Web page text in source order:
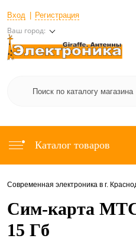
Вход Регистрация
Ваш город:
Каталог товаров
Современная электроника в г.
Сим-карта
15 Гб